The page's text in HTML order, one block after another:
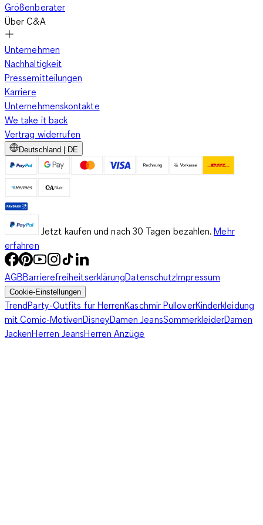
Größenberater
Über C&A
Unternehmen
Nachhaltigkeit
Pressemitteilungen
Karriere
Unternehmenskontakte
We take it back
Vertrag widerrufen
Deutschland | DE
Jetzt kaufen und nach 30 Tagen bezahlen. Mehr
erfahren
AGBBarrierefreiheitserklärungDatenschutzImpressum
Cookie-Einstellungen
TrendParty-Outfits für HerrenKaschmir PulloverKinderkleidung
mit Comic-MotivenDisneyDamen JeansSommerkleiderDamen
JackenHerren JeansHerren Anzüge